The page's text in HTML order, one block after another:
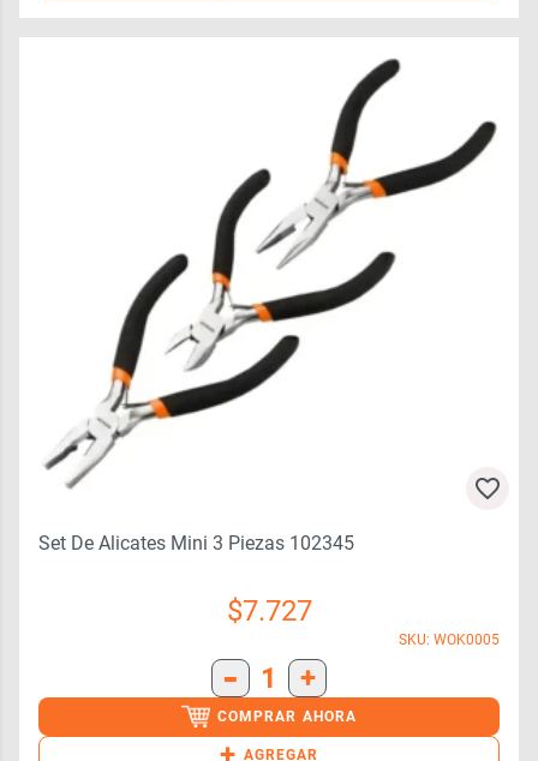
Set De Alicates Mini 3 Piezas 102345
$7.727
SKU: WOK0005
- 1 +
COMPRAR AHORA
AGREGAR